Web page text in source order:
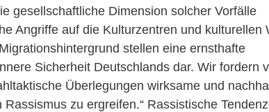
gesellschaftliche Dimension solcher Vorfälle
Angriffe auf die Kulturzentren und kulturellen
stellen eine ernsthafte
Sicherheit Deutschlands dar. Wir fordern
Überlegungen wirksame und
zu ergreifen.“ Rassistische